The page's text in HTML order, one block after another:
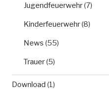
Jugendfeuerwehr(7)
Kinderfeuerwehr(8)
News (55)
Trauer(5)
Download (1)